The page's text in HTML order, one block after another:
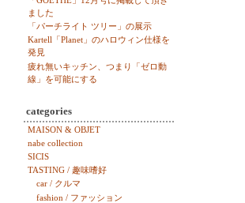
ました
「パーチライト ツリー」の展示
Kartell「Planet」のハロウィン仕様を
発見
疲れ無いキッチン、つまり「ゼロ動
線」を可能にする
categories
MAISON & OBJET
nabe collection
SICIS
TASTING / 趣味嗜好
car / クルマ
fashion / ファッション